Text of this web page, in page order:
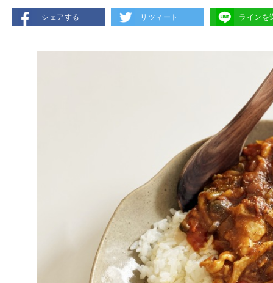
シェアする リツィート ラインを